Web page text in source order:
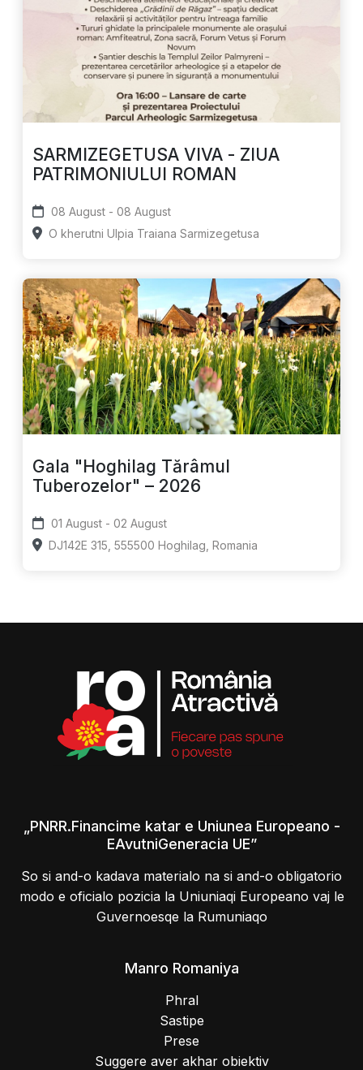
SARMIZEGETUSA VIVA - ZIUA
PATRIMONIULUI ROMAN
08 August - 08 August
O kherutni Ulpia Traiana Sarmizegetusa
Gala "Hoghilag Tărâmul
Tuberozelor" – 2026
01 August - 02 August
DJ142E 315, 555500 Hoghilag, Romania
„PNRR.Financime katar e Uniunea Europeano -
EAvutniGeneracia UE”
So si and-o kadava materialo na si and-o obligatorio
modo e oficialo pozicia la Uniuniaqi Europeano vaj le
Guvernoesqe la Rumuniaqo
Manro Romaniya
Phral
Sastipe
Prese
Suggere aver akhar obiektiv